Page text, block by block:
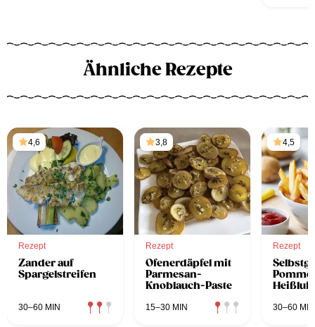
Ähnliche Rezepte
4,6
Rezept
Zander auf
Spargelstreifen
30–60 MIN
3,8
Rezept
Ofenerdäpfel mit
Parmesan-
Knoblauch-Paste
15–30 MIN
4,5
Rezept
30–60 MIN